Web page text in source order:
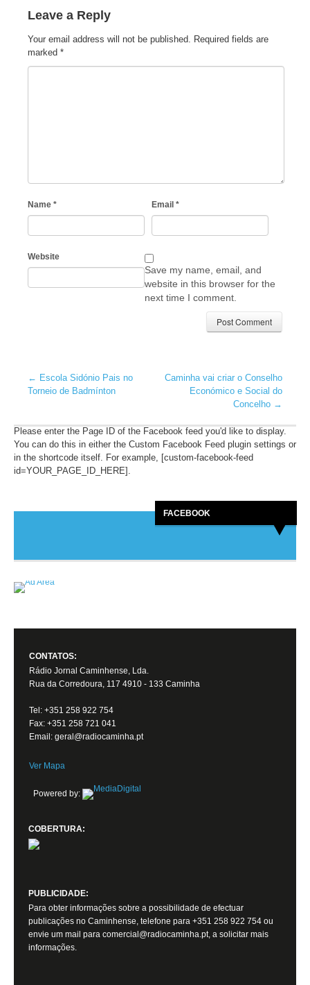
Leave a Reply
Your email address will not be published. Required fields are
marked *
Name * Email *
Website
Save my name, email, and
website in this browser for the
next time I comment.
← Escola Sidónio Pais no
Torneio de Badmínton
Caminha vai criar o Conselho
Económico e Social do
Concelho →
Please enter the Page ID of the Facebook feed you'd like to display.
You can do this in either the Custom Facebook Feed plugin settings or
in the shortcode itself. For example, [custom-facebook-feed
id=YOUR_PAGE_ID_HERE].
FACEBOOK
CONTATOS:
Rádio Jornal Caminhense, Lda.
Rua da Corredoura, 117 4910 - 133 Caminha
Tel: +351 258 922 754
Fax: +351 258 721 041
Email: geral@radiocaminha.pt
Ver Mapa
Powered by:
COBERTURA:
PUBLICIDADE:
Para obter informações sobre a possibilidade de efectuar
publicações no Caminhense, telefone para +351 258 922 754 ou
envie um mail para comercial@radiocaminha.pt, a solicitar mais
informações.